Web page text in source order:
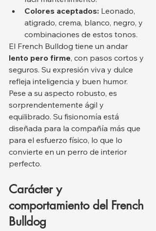
Colores aceptados: Leonado,
atigrado, crema, blanco, negro, y
combinaciones de estos tonos.
El French Bulldog tiene un andar
lento pero firme, con pasos cortos y
seguros. Su expresión viva y dulce
refleja inteligencia y buen humor.
Pese a su aspecto robusto, es
sorprendentemente ágil y
equilibrado. Su fisionomía está
diseñada para la compañía más que
para el esfuerzo físico, lo que lo
convierte en un perro de interior
perfecto.
Carácter y
comportamiento del French
Bulldog